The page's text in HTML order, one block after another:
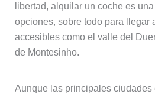
libertad, alquilar un coche es
opciones, sobre todo para llegar
accesibles como el valle del
de Montesinho.
Aunque las principales ciudades